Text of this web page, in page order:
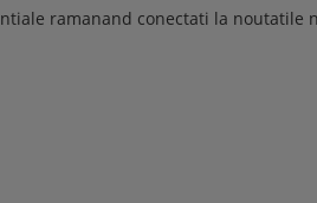
ramanand conectati la noutatile